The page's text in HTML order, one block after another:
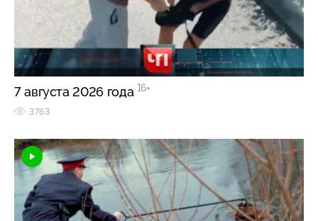
7 августа 2026 года 16+
3763